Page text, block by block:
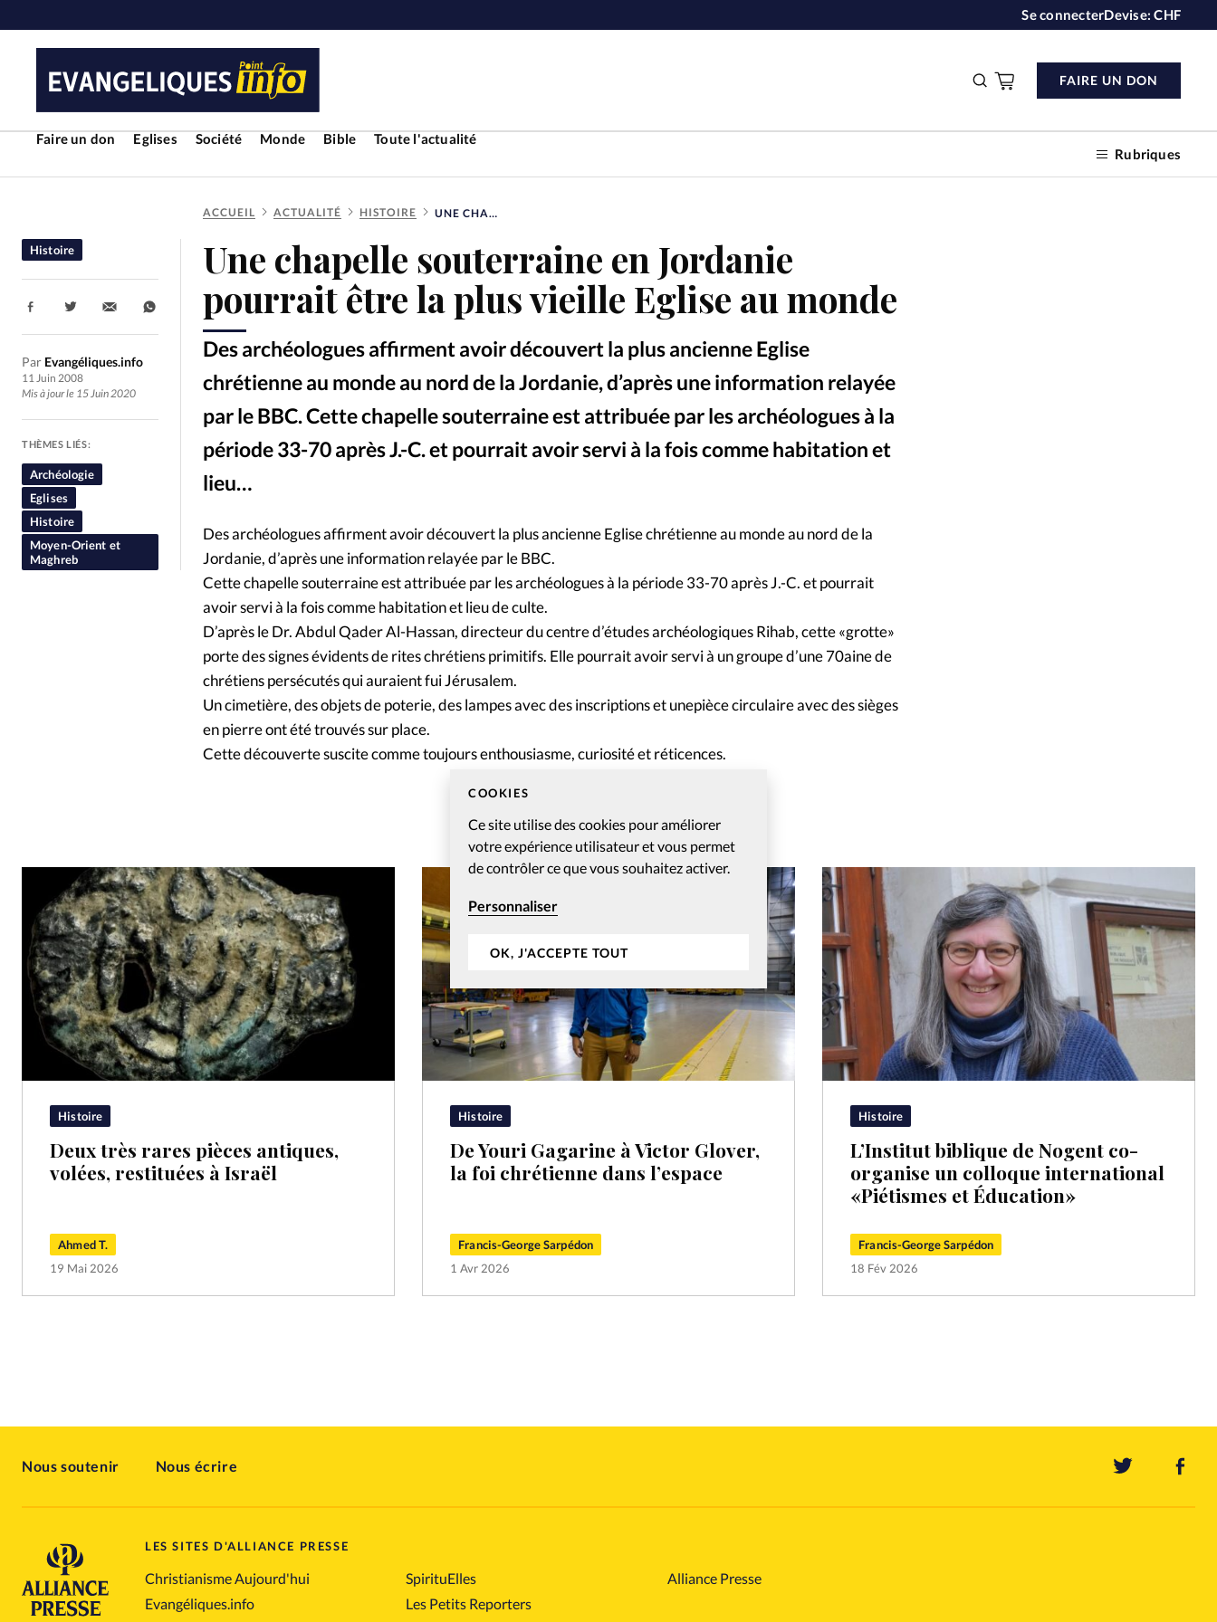
COOKIES
Ce site utilise des cookies pour améliorer
votre expérience utilisateur et vous permet
de contrôler ce que vous souhaitez activer.
Personnaliser
OK, J'ACCEPTE TOUT
Se connecterDevise:CHF
Faire un don Eglises Société Monde Bible
Toute l'actualité
Rubriques
FAIRE UN DON
RUBRIQUES
Toute l'actualité Bible
Culture
Economie
Eglises
Laicité
Liberté religieuse
Mission
Monde
People
Politique Religions Société
Faire un don
La rédaction
Mon compte
Nous contacter
ACCUEIL ACTUALITÉ HISTOIRE UNE CHAPELLE SOUTERRAINE EN JORDANIE POURRAIT ÊTRE LA PLUS VIEILLE EGLISE AU MONDE
Une chapelle souterraine en Jordanie
pourrait être la plus vieille Eglise au monde
Des archéologues affirment avoir découvert la plus ancienne Eglise
chrétienne au monde au nord de la Jordanie, d’après une information relayée
par le BBC. Cette chapelle souterraine est attribuée par les archéologues à la
période 33-70 après J.-C. et pourrait avoir servi à la fois comme habitation et
lieu…
Histoire
Par Evangéliques.info
11 Juin 2008
Mis à jour le 15 Juin 2020
Partager:
THÈMES LIÉS:
Archéologie
Eglises
Histoire
Moyen-Orient et
Maghreb
Des archéologues affirment avoir découvert la plus ancienne Eglise chrétienne au monde au nord de la
Jordanie, d’après une information relayée par le BBC.
Cette chapelle souterraine est attribuée par les archéologues à la période 33-70 après J.-C. et pourrait
avoir servi à la fois comme habitation et lieu de culte.
D’après le Dr. Abdul Qader Al-Hassan, directeur du centre d’études archéologiques Rihab, cette «grotte»
porte des signes évidents de rites chrétiens primitifs. Elle pourrait avoir servi à un groupe d’une 70aine de
chrétiens persécutés qui auraient fui Jérusalem.
Un cimetière, des objets de poterie, des lampes avec des inscriptions et unepièce circulaire avec des sièges
en pierre ont été trouvés sur place.
Cette découverte suscite comme toujours enthousiasme, curiosité et réticences.
Histoire
Deux très rares pièces antiques,
volées, restituées à Israël
Ahmed T.
19 Mai 2026
Histoire
De Youri Gagarine à Victor Glover,
la foi chrétienne dans l’espace
Francis-George Sarpédon
1 Avr 2026
Histoire
L’Institut biblique de Nogent co-
organise un colloque international
«Piétismes et Éducation»
Francis-George Sarpédon
18 Fév 2026
Nous soutenir Nous écrire
LES SITES D'ALLIANCE PRESSE
Christianisme Aujourd'hui
Evangéliques.info
SpirituElles
Les Petits Reporters
Alliance Presse